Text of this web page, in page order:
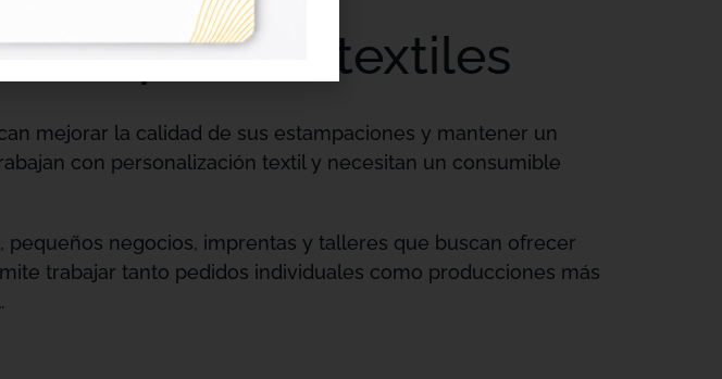
e imprentas textiles
mejorar la calidad de sus estampaciones y mantener un
con personalización textil y necesitan un consumible
negocios, imprentas y talleres que buscan ofrecer
trabajar tanto pedidos individuales como producciones más